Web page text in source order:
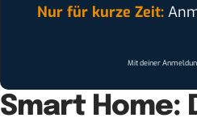
Nur für kurze Zeit:
Mit deiner
Smart Home: